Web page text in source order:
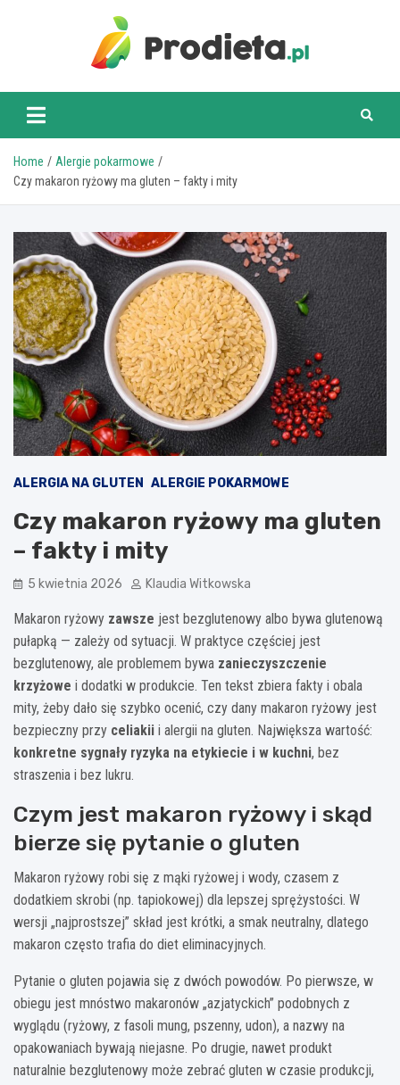
prodieta.pl
Home
Alergie pokarmowe
Czy makaron ryżowy ma gluten – fakty i mity
ALERGIA NA GLUTEN ALERGIE POKARMOWE
Czy makaron ryżowy ma gluten
– fakty i mity
5 kwietnia 2026 Klaudia Witkowska
Makaron ryżowy zawsze jest bezglutenowy albo bywa glutenową
pułapką — zależy od sytuacji. W praktyce częściej jest
bezglutenowy, ale problemem bywa zanieczyszczenie
krzyżowe i dodatki w produkcie. Ten tekst zbiera fakty i obala
mity, żeby dało się szybko ocenić, czy dany makaron ryżowy jest
bezpieczny przy celiakii i alergii na gluten. Największa wartość:
konkretne sygnały ryzyka na etykiecie i w kuchni, bez
straszenia i bez lukru.
Czym jest makaron ryżowy i skąd
bierze się pytanie o gluten
Makaron ryżowy robi się z mąki ryżowej i wody, czasem z
dodatkiem skrobi (np. tapiokowej) dla lepszej sprężystości. W
wersji „najprostszej” skład jest krótki, a smak neutralny, dlatego
makaron często trafia do diet eliminacyjnych.
Pytanie o gluten pojawia się z dwóch powodów. Po pierwsze, w
obiegu jest mnóstwo makaronów „azjatyckich” podobnych z
wyglądu (ryżowy, z fasoli mung, pszenny, udon), a nazwy na
opakowaniach bywają niejasne. Po drugie, nawet produkt
naturalnie bezglutenowy może zebrać gluten w czasie produkcji,